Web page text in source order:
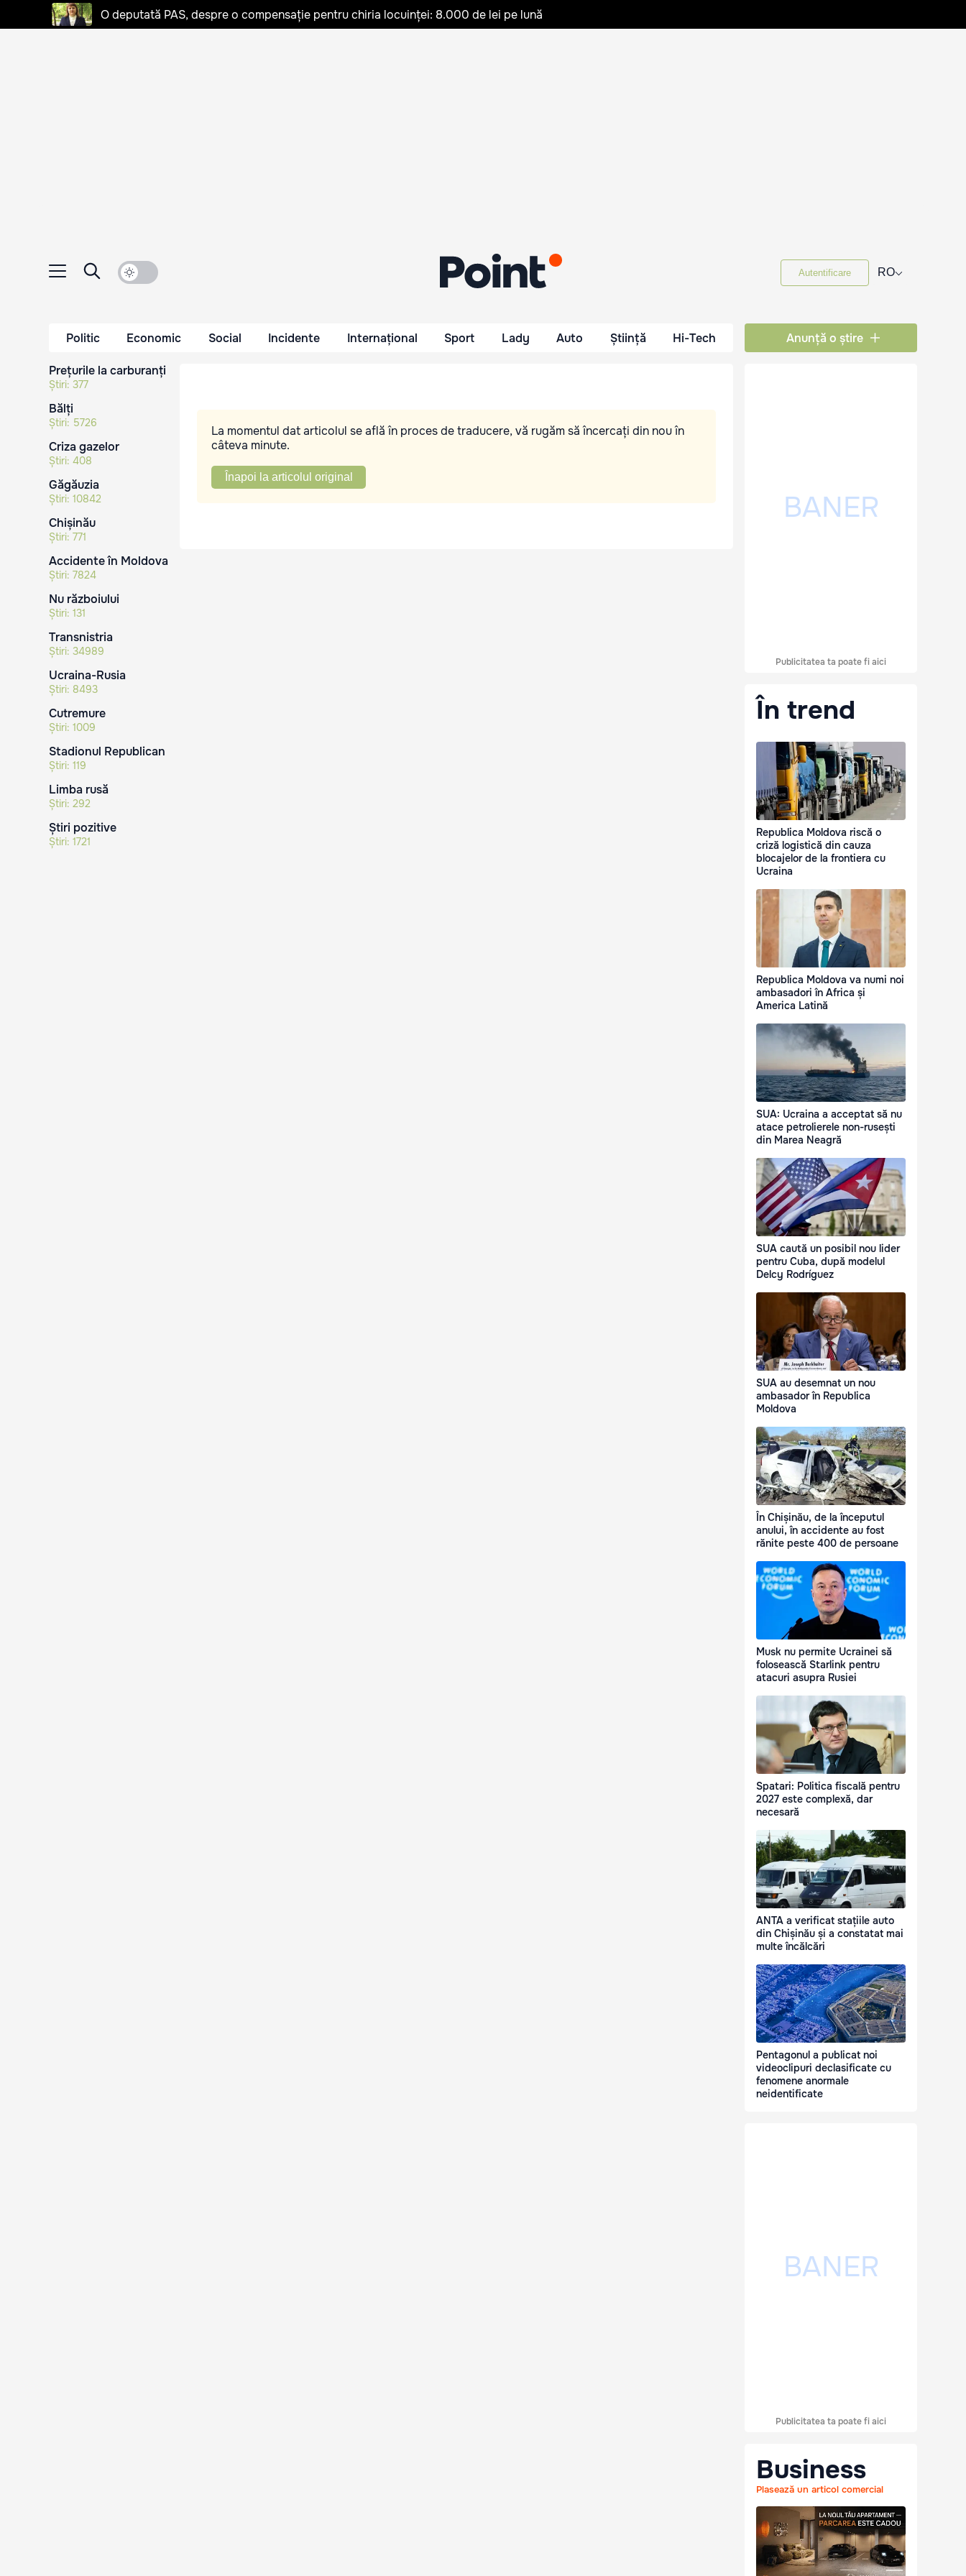
O deputată PAS, despre o compensație pentru chiria locuinței: 8.000 de lei pe lună
Autentificare RO⌵
Politic Economic Social Incidente Internațional Sport Lady Auto Știință Hi-Tech Anunță o știre
Prețurile la carburanți
Știri: 377
Bălți
Știri: 5726
Criza gazelor
Știri: 408
Găgăuzia
Știri: 10842
Chișinău
Știri: 771
Accidente în Moldova
Știri: 7824
Nu războiului
Știri: 131
Transnistria
Știri: 34989
Ucraina-Rusia
Știri: 8493
Cutremure
Știri: 1009
Stadionul Republican
Știri: 119
Limba rusă
Știri: 292
Știri pozitive
Știri: 1721
La momentul dat articolul se află în proces de traducere, vă rugăm să încercați din nou în
câteva minute.
Înapoi la articolul original
Publicitatea ta poate fi aici
În trend
Republica Moldova riscă o
criză logistică din cauza
blocajelor de la frontiera cu
Ucraina
Republica Moldova va numi noi
ambasadori în Africa și
America Latină
SUA: Ucraina a acceptat să nu
atace petrolierele non-rusești
din Marea Neagră
SUA caută un posibil nou lider
pentru Cuba, după modelul
Delcy Rodríguez
SUA au desemnat un nou
ambasador în Republica
Moldova
În Chișinău, de la începutul
anului, în accidente au fost
rănite peste 400 de persoane
Musk nu permite Ucrainei să
folosească Starlink pentru
atacuri asupra Rusiei
Spatari: Politica fiscală pentru
2027 este complexă, dar
necesară
ANTA a verificat stațiile auto
din Chișinău și a constatat mai
multe încălcări
Pentagonul a publicat noi
videoclipuri declasificate cu
fenomene anormale
neidentificate
Publicitatea ta poate fi aici
Business
Plasează un articol comercial